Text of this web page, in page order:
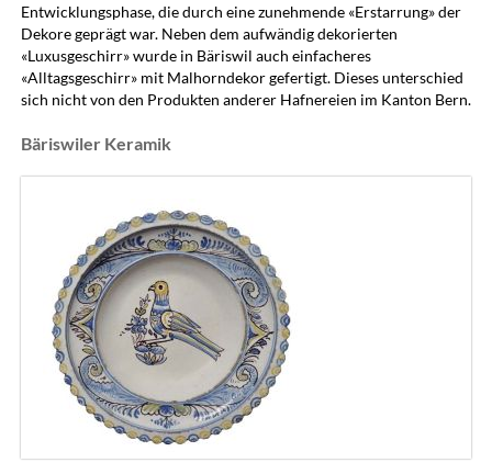
Entwicklungsphase, die durch eine zunehmende «Erstarrung» der
Dekore geprägt war. Neben dem aufwändig dekorierten
«Luxusgeschirr» wurde in Bäriswil auch einfacheres
«Alltagsgeschirr» mit Malhorndekor gefertigt. Dieses unterschied
sich nicht von den Produkten anderer Hafnereien im Kanton Bern.
Bäriswiler Keramik